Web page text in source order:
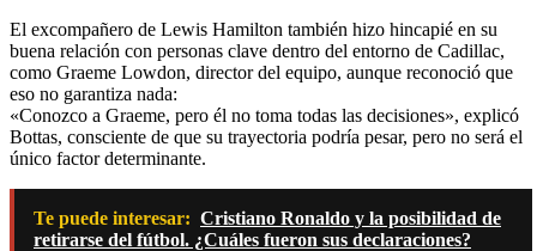
El excompañero de Lewis Hamilton también hizo hincapié en su
buena relación con personas clave dentro del entorno de Cadillac,
como Graeme Lowdon, director del equipo, aunque reconoció que
eso no garantiza nada:
«Conozco a Graeme, pero él no toma todas las decisiones», explicó
Bottas, consciente de que su trayectoria podría pesar, pero no será el
único factor determinante.
Te puede interesar: Cristiano Ronaldo y la posibilidad de
retirarse del fútbol. ¿Cuáles fueron sus declaraciones?